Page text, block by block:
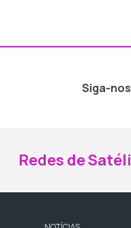
Siga-
Redes de